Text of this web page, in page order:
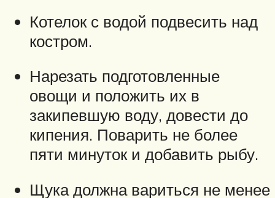
Котелок с водой подвесить над
костром.
Нарезать подготовленные
овощи и положить их в
закипевшую воду, довести до
кипения. Поварить не более
пяти минуток и добавить рыбу.
Щука должна вариться не менее